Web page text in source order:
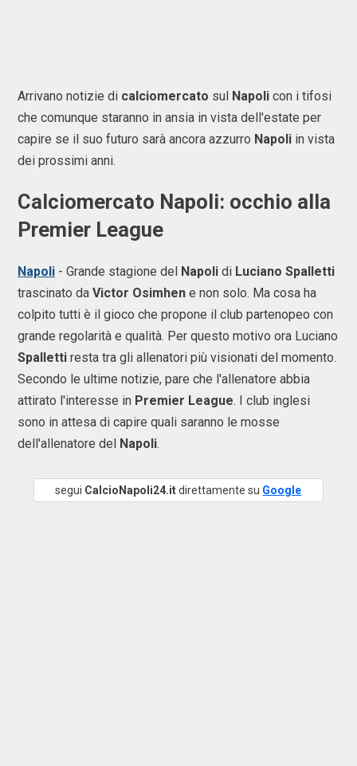
Arrivano notizie di calciomercato sul Napoli con i tifosi
che comunque staranno in ansia in vista dell'estate per
capire se il suo futuro sarà ancora azzurro Napoli in vista
dei prossimi anni.
Calciomercato Napoli: occhio alla
Premier League
Napoli - Grande stagione del Napoli di Luciano Spalletti
trascinato da Victor Osimhen e non solo. Ma cosa ha
colpito tutti è il gioco che propone il club partenopeo con
grande regolarità e qualità. Per questo motivo ora Luciano
Spalletti resta tra gli allenatori più visionati del momento.
Secondo le ultime notizie, pare che l'allenatore abbia
attirato l'interesse in Premier League. I club inglesi
sono in attesa di capire quali saranno le mosse
dell'allenatore del
Napoli.
segui CalcioNapoli24.itdirettamente su Google